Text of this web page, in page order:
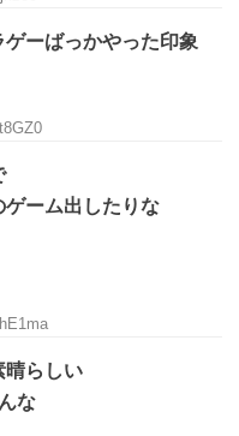
ーばっかやった印象
ーム出したりな
晴らしい
な